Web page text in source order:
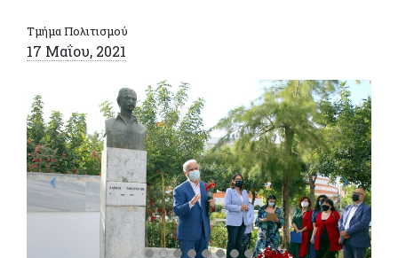
Τμήμα Πολιτισμού
17 Μαΐου, 2021